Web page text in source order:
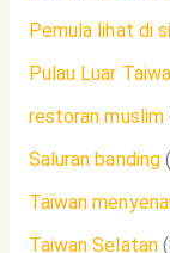
Pemula lihat di
Pulau Luar
restoran muslim
Saluran banding
Taiwan
Taiwan Selatan